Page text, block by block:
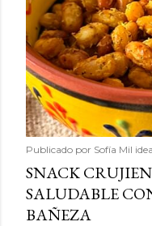
Publicado por Sofía Mil
SNACK
SALUDABLE
BAÑEZA